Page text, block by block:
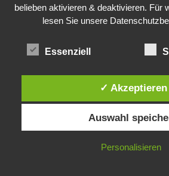
Blogs
Breaking News
Bundestagswahl 2021
Catastrophe Scam
Diese Website verwendet Cookies. Durch
Website stimmst du der Verwendung von
IN ORDNUNG
belieben aktivieren & deaktivieren. Für
lesen Sie unsere
Essenziell
✓ Akzeptieren
Auswahl
Personalisieren